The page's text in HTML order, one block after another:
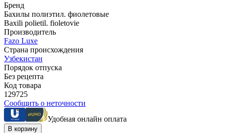
Бренд
Бахилы полиэтил. фиолетовые
Baxili polietil. fioletovie
Производитель
Fazo Luxe
Страна происхождения
Узбекистан
Порядок отпуска
Без рецепта
Код товара
129725
Сообщить о неточности
Удобная онлайн оплата
В корзину